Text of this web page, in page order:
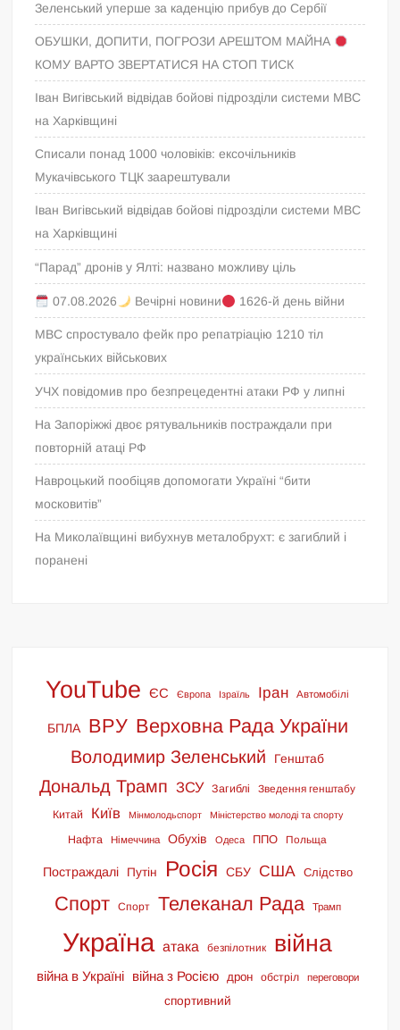
Зеленський уперше за каденцію прибув до Сербії
ОБУШКИ, ДОПИТИ, ПОГРОЗИ АРЕШТОМ МАЙНА
КОМУ ВАРТО ЗВЕРТАТИСЯ НА СТОП ТИСК
Іван Вигівський відвідав бойові підрозділи системи МВС
на Харківщині
Списали понад 1000 чоловіків: ексочільників
Мукачівського ТЦК заарештували
Іван Вигівський відвідав бойові підрозділи системи МВС
на Харківщині
“Парад” дронів у Ялті: названо можливу ціль
07.08.2026 Вечірні новини 1626-й день війни
МВС спростувало фейк про репатріацію 1210 тіл
українських військових
УЧХ повідомив про безпрецедентні атаки РФ у липні
На Запоріжжі двоє рятувальників постраждали при
повторній атаці РФ
Навроцький пообіцяв допомогати Україні “бити
московитів”
На Миколаївщині вибухнув металобрухт: є загиблий і
поранені
YouTube ЄС Європа Ізраїль Іран Автомобілі
БПЛА ВРУ Верховна Рада України
Володимир Зеленський Генштаб
Дональд Трамп ЗСУ Загиблі Зведення генштабу
Китай Київ Мінмолодьспорт Міністерство молоді та спорту
Нафта Німеччина Обухів Одеса ППО Польща
Постраждалі Путін Росія СБУ США Слідство
Спорт Спорт Телеканал Рада Трамп
Україна атака безпілотник війна
війна в Україні війна з Росією дрон обстріл переговори
спортивний